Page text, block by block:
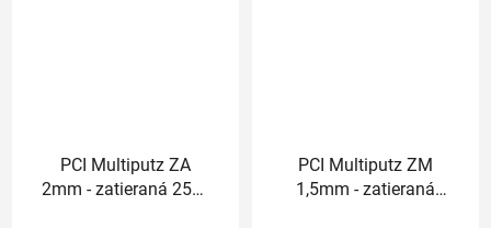
PCI Multiputz ZA
2mm - zatieraná 25kg
PCI Multiputz ZM
1,5mm - zatieraná